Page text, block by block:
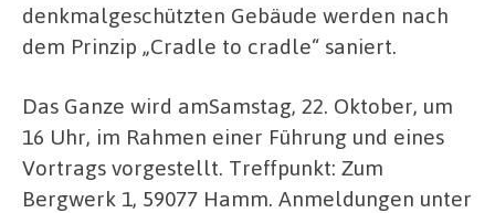
denkmalgeschützten Gebäude werden nach
dem Prinzip „Cradle to cradle“ saniert.
Das Ganze wird amSamstag, 22. Oktober, um
16 Uhr, im Rahmen einer Führung und eines
Vortrags vorgestellt. Treffpunkt: Zum
Bergwerk 1, 59077 Hamm. Anmeldungen unter